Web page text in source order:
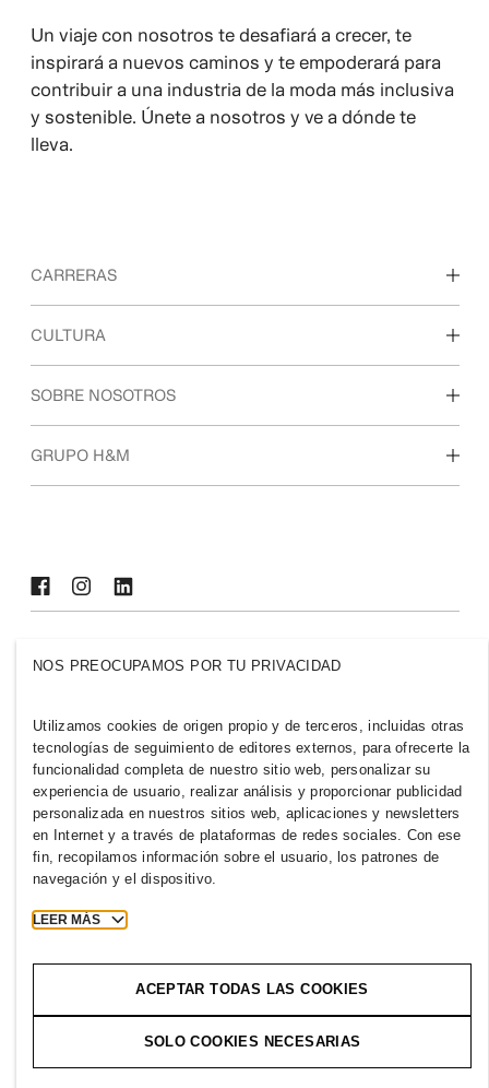
Un viaje con nosotros te desafiará a crecer, te
inspirará a nuevos caminos y te empoderará para
contribuir a una industria de la moda más inclusiva
y sostenible. Únete a nosotros y ve a dónde te
lleva.
CARRERAS
Descubre nuestras áreas de trabajo
CULTURA
Nuestra cultura y beneficios
SOBRE NOSOTROS
Quiénes somos
GRUPO H&M
Cookies Cookie Settings
H&M.com
2026 H & M Hennes and Mauritz AB.
The
NOS PREOCUPAMOS POR TU PRIVACIDAD
Utilizamos cookies de origen propio y de terceros, incluidas otras
tecnologías de seguimiento de editores externos, para ofrecerte la
funcionalidad completa de nuestro sitio web, personalizar su
experiencia de usuario, realizar análisis y proporcionar publicidad
personalizada en nuestros sitios web, aplicaciones y newsletters
en Internet y a través de plataformas de redes sociales. Con ese
fin, recopilamos información sobre el usuario, los patrones de
navegación y el dispositivo.
LEER MÁS
ACEPTAR TODAS LAS COOKIES
SOLO COOKIES NECESARIAS